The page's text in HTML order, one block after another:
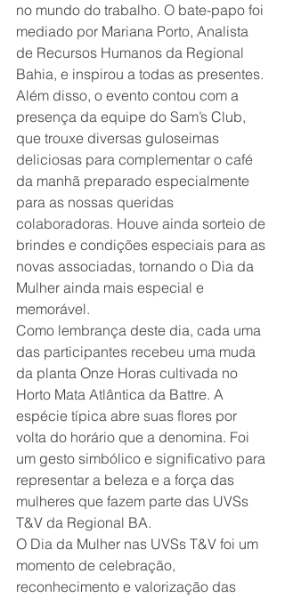
no mundo do trabalho. O bate-papo foi
mediado por Mariana Porto, Analista
de Recursos Humanos da Regional
Bahia, e inspirou a todas as presentes.
Além disso, o evento contou com a
presença da equipe do Sam’s Club,
que trouxe diversas guloseimas
deliciosas para complementar o café
da manhã preparado especialmente
para as nossas queridas
colaboradoras. Houve ainda sorteio de
brindes e condições especiais para as
novas associadas, tornando o Dia da
Mulher ainda mais especial e
memorável.
Como lembrança deste dia, cada uma
das participantes recebeu uma muda
da planta Onze Horas cultivada no
Horto Mata Atlântica da Battre. A
espécie típica abre suas flores por
volta do horário que a denomina. Foi
um gesto simbólico e significativo para
representar a beleza e a força das
mulheres que fazem parte das UVSs
T&V da Regional BA.
O Dia da Mulher nas UVSs T&V foi um
momento de celebração,
reconhecimento e valorização das